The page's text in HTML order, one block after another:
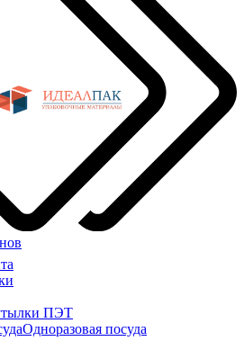
ПЭТ
Одноразовая посуда